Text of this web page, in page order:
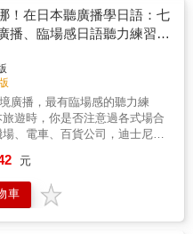
同級單字，頁底補充相關詞
單字量，學習效率翻倍！ ▲
就測驗，讓被動學習變成主動
個單元都設計了專屬的文法
組題，讓您在記憶猶新時來一
僅是記憶的深化，更是實戰的
有日文假名，讓您在解題時偷
上下文推敲單字含義，進一步
讓您感受到進步的快感。 貼
幫您輕鬆歸納錯題，找出不熟
複習，讓您成為文法大師！
擊日檢核心，精準破解考試要
習：Step 1 單字，生活實
常用單字、慣用語以及新日
備之語彙為基準，配合各課所需
文內。例：1 みち 0
路2 ようふく 0 洋服
2 句型，基礎必備 每
基本句型，加上簡單的文法說
基礎必備之語法知識。例：1
】 「は」是助詞，提示前面
「です」表斷定、肯定的助動
是～」。・私は 黄です。・
す。Step 3 練習，複習精
型練習實際句子，除了基本
根據最原始的語言學習過程，
方開始著手，人類迫於需要
要的語言記住。從最單純的
、「我想玩」，到「你好」、
到了開始上學階段的「今天上
學分沒問題吧」；一直到成人
」、「我今晚有約」等，談戀
的句子。最後再到上班，社交
短、最容易記的句子著手， 熟
的編排順序，循序漸進書中的
人類原始的慾望、及成長過程
學習語言的原始順序，不僅讓
陳舊的基礎文
嗎？ 考試選項像４胞胎一樣，
水，丟分丟到心痛？ 用中文記
就崩潰？ 是時候換個更
了！讓您不僅能搞定考試，還
進步看得
大師：把日常對話變成文法練
用高手！ 根據N4考試設計，全
情境，從表達可能、希望，到
生硬的文法自然融入生活，像
使用場景，讓大腦的「核心肌
重視的是&ldquo;交流中的活用
我們不僅僅是學文
！在日本聽廣播學日語：七
播、臨場感日語聽力練習
上音檔)
境廣播，最有臨場感的聽力練
、電車、百貨公司，迪士尼
的聽力練習，一次滿足你的求
，到迪士尼樂園、東京鐵塔等
元
車